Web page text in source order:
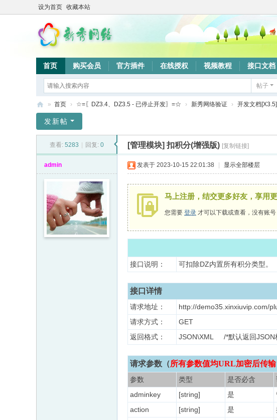
设为首页 收藏本站
首页 购买会员 官方插件 在线授权 视频教程 接口文档
帖子
秀
» 首页 › ☆=〖DZ3.4、DZ3.5 - 已停止开发〗=☆ › 新秀网络验证 › 开发文档[X3.5]
发新帖
查看: 5283 回复: 0 [管理模块] 扣积分(增强版) [复制链接]
admin 发表于 2023-10-15 22:01:38 显示全部楼层
马上注册，结交更多好友，享用
您需要 登录 才可以下载或查看，没有账号
接口说明： 可扣除DZ内置所有积分类型。
接口详情
请求地址：
http://demo35.xinxiuvip.com/
请求方式：
GET
返回格式：
JSON\XML /*默认返回JSON
请求参数（所有参数值均URL加密后传
参数 类型 是否必含
adminkey
[string] 是
action
[string] 是